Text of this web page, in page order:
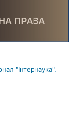
"Інтернаука".